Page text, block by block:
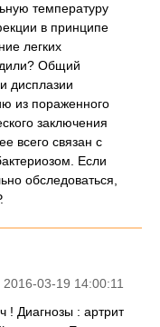
температуру
в принципе
легких
Общий
дисплазии
из пораженного
заключения
всего связан с
Если
обследоваться,
2016-03-19 14:00:11
! Диагнозы : артрит